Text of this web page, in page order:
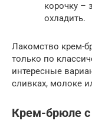
корочку –
охладить.
Лакомство крем-
только по
интересные
сливках, молоке
Крем-брюле